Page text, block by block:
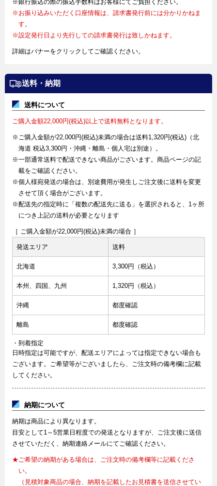
※銀行振込の際の振込手数料はお客様にてご負担ください。
※お振り込みいただく口座情報は、請求書発行前には分かりかねま
す。
※設定発行日より先行しての請求書発行は致しかねます。
詳細はバナーをクリックしてご確認ください。
送料・納期
送料について
ご購入金額22,000円(税込)以上で送料無料となります。
※ご購入金額が22,000円(税込)未満の場合は送料1,320円(税込)（北
海道 税込3,300円・沖縄・離島・個人宅は別途）。
※一部通常送料で配送できない商品がございます。商品ページの記
載をご確認ください。
※個人様宛発送の場合は、別途費用が発生しご注文後に送料を変更
させて頂く場合がございます。
※配送先の指定時に「複数の配送先に送る」を選択されると、1ヶ所
につき上記の送料が必要となります
［ ご購入金額が22,000円(税込)未満の場合 ］
発送エリア 送料
北海道 3,300円（税込）
本州、四国、九州 1,320円（税込）
沖縄 都度確認
離島 都度確認
・到着指定
日時指定は可能ですが、配送エリアによっては指定できない場合も
ございます。ご希望等がございましたら、ご注文時の備考欄に記載
してください。
納期について
納期は商品により異なります。
目安として1～5営業日程度での発送となりますが、ご注文後に送信
させていただく、納期連絡メールにてご確認ください。
★ご希望の納期がある場合は、ご注文時の備考欄等に記載くださ
い。
（見積対象商品の場合、納期を記載したお見積書を送信させてい